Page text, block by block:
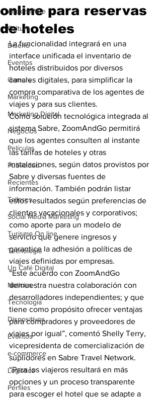
AndeanWire
Cultura
Diseño
Eventos
Gamers
Marketing
Marketing Digital
Negocios
Películas
Publicidad
Recientes
Talleres
Social Media Marketing
Turismo On line
Tecnología
Un Café Digital
Noticias
Tecnología
Dispositivos
Eventos
e-commerce
Logística
Perfiles
online para reservas
de hoteles
La funcionalidad integrará en una
interface unificada el inventario de
hoteles distribuidos por diversos
canales digitales, para simplificar la
compra comparativa de los agentes de
viajes y para sus clientes.
Como solución tecnológica integrada al
sistema Sabre, ZoomAndGo permitirá
que los agentes consulten al instante
las tarifas de hoteles y otras
instalaciones, según datos provistos por
Sabre y diversas fuentes de
información. También podrán listar
estos resultados según preferencias de
clientes vacacionales y corporativos;
como aporte para un modelo de
servicio que genere ingresos y
garantice la adhesión a políticas de
viajes definidas por empresas.
“Este acuerdo con ZoomAndGo
demuestra nuestra colaboración con
desarrolladores independientes; y que
tiene como propósito ofrecer ventajas
para compradores y proveedores de
viajes por igual”, comentó Shelly Terry,
vicepresidenta de comercialización de
suplidores en Sabre Travel Network.
“Para los viajeros resultará en más
opciones y un proceso transparente
para escoger el hotel que se adapte a